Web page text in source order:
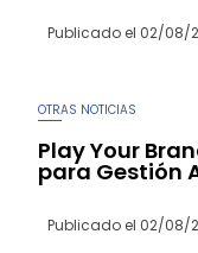
Publicado el 02/08/
OTRAS NOTICIAS
Play Your
para Gestión
Publicado el 02/08/